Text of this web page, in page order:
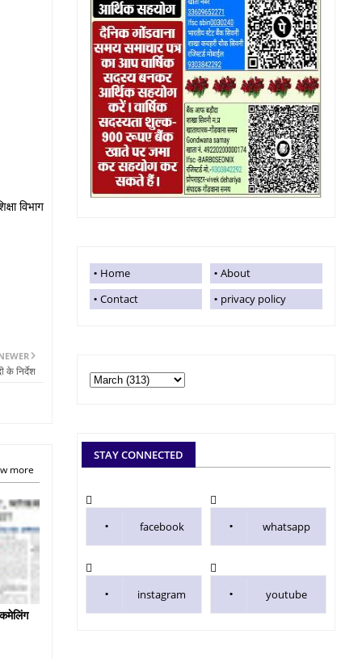
विभाग
के निर्देश
more
Home
About
Contact
privacy policy
STAY CONNECTED
facebook whatsapp
instagram youtube